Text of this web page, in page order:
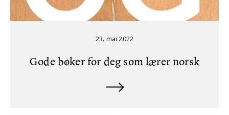
23. mai 2022
Gode bøker for deg som lærer norsk